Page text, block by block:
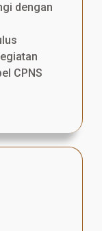
dengan
CPNS